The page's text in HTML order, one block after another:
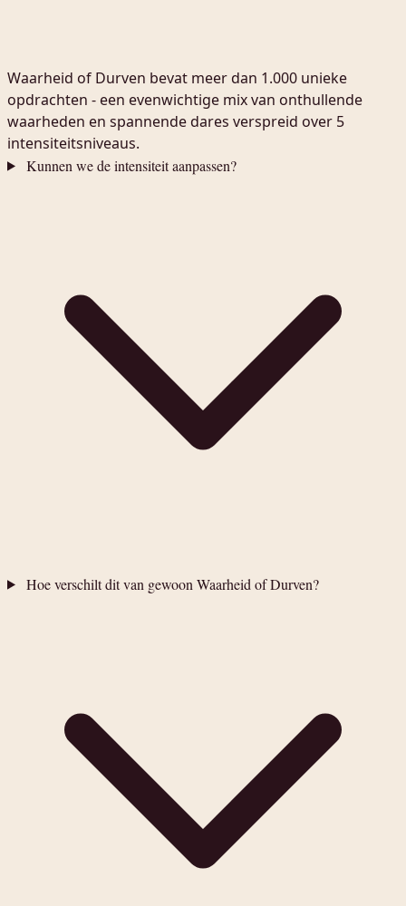
Waarheid of Durven bevat meer dan 1.000 unieke
opdrachten - een evenwichtige mix van onthullende
waarheden en spannende dares verspreid over 5
intensiteitsniveaus.
Kunnen we de intensiteit aanpassen?
Hoe verschilt dit van gewoon Waarheid of Durven?